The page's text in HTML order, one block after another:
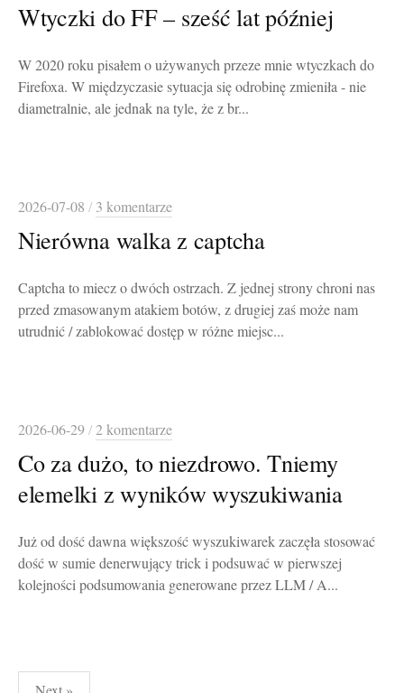
Wtyczki do FF – sześć lat później
W 2020 roku pisałem o używanych przeze mnie wtyczkach do
Firefoxa. W międzyczasie sytuacja się odrobinę zmieniła - nie
diametralnie, ale jednak na tyle, że z br...
2026-07-08 / 3 komentarze
Nierówna walka z captcha
Captcha to miecz o dwóch ostrzach. Z jednej strony chroni nas
przed zmasowanym atakiem botów, z drugiej zaś może nam
utrudnić / zablokować dostęp w różne miejsc...
2026-06-29/2 komentarze
Co za dużo, to niezdrowo. Tniemy
elemelki z wyników wyszukiwania
Już od dość dawna większość wyszukiwarek zaczęła stosować
dość w sumie denerwujący trick i podsuwać w pierwszej
kolejności podsumowania generowane przez LLM / A...
Stronicowanie